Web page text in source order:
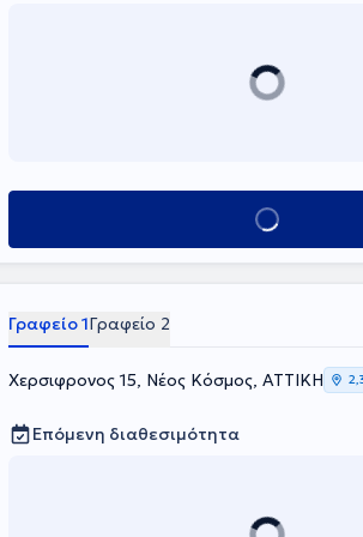
Κλείσε ραντεβού
Γραφείο 1Γραφείο 2
Χερσιφρονος 15, Νέος Κόσμος, ΑΤΤΙΚΗ
Επόμενη διαθεσιμότητα